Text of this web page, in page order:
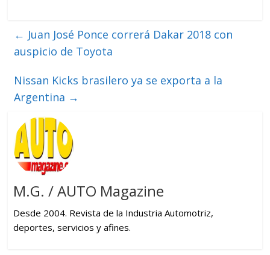
← Juan José Ponce correrá Dakar 2018 con
auspicio de Toyota
Nissan Kicks brasilero ya se exporta a la
Argentina →
M.G. / AUTO Magazine
Desde 2004. Revista de la Industria Automotriz,
deportes, servicios y afines.